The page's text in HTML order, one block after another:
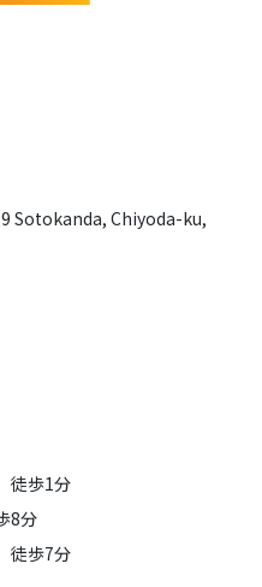
Sotokanda, Chiyoda-ku,
徒歩1分
8分
徒歩7分